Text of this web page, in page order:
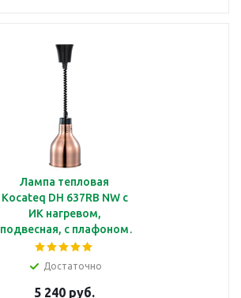
Лампа тепловая
Kocateq DH 637RB NW c
ИК нагревом,
подвесная, с плафоном
медного цвета
Ø185*225 мм
Достаточно
5 240 руб.